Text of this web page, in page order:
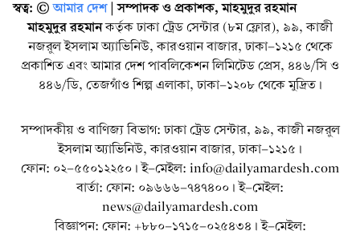
স্বত্ব: ©️ আমার দেশ| সম্পাদক ও প্রকাশক, মাহমুদুর রহমান
মাহমুদুর রহমানকর্তৃক ঢাকা ট্রেড সেন্টার (৮ম ফ্লোর), ৯৯, কাজী
নজরুল ইসলাম অ্যাভিনিউ, কারওয়ান বাজার, ঢাকা-১২১৫ থেকে
প্রকাশিত এবং আমার দেশ পাবলিকেশন লিমিটেড প্রেস, ৪৪৬/সি ও
৪৪৬/ডি, তেজগাঁও শিল্প এলাকা, ঢাকা-১২০৮ থেকে মুদ্রিত।
সম্পাদকীয় ও বাণিজ্য বিভাগ: ঢাকা ট্রেড সেন্টার, ৯৯, কাজী নজরুল
ইসলাম অ্যাভিনিউ, কারওয়ান বাজার, ঢাকা-১২১৫।
ফোন: ০২-৫৫০১২২৫০। ই-মেইল: info@dailyamardesh.com
বার্তা: ফোন: ০৯৬৬৬-৭৪৭৪০০। ই-মেইল:
news@dailyamardesh.com
বিজ্ঞাপন: ফোন: +৮৮০-১৭১৫-০২৫৪৩৪ । ই-মেইল: